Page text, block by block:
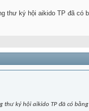
thư ký hội aikido TP đã có
thư ký hội aikido TP đã có